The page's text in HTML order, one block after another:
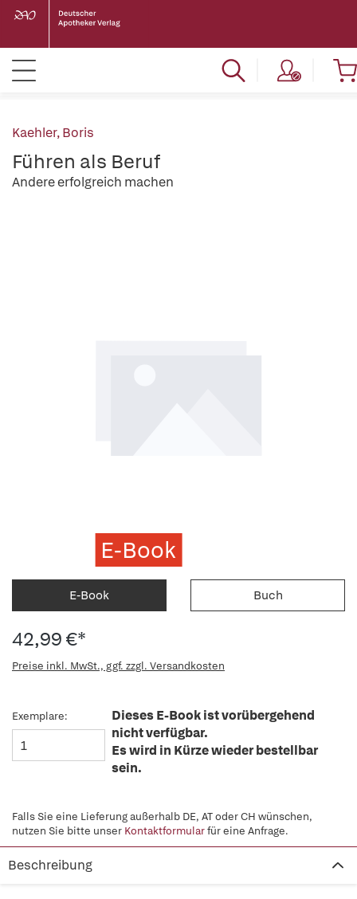
Kaehler, Boris
Führen als Beruf
Andere erfolgreich machen
E-Book
E-Book Buch
42,99 €*
Preise inkl. MwSt., ggf. zzgl. Versandkosten
Exemplare:
Dieses E-Book ist vorübergehend
nicht verfügbar.
Es wird in Kürze wieder bestellbar
sein.
Falls Sie eine Lieferung außerhalb DE, AT oder CH wünschen,
nutzen Sie bitte unser Kontaktformularfür eine Anfrage.
Beschreibung